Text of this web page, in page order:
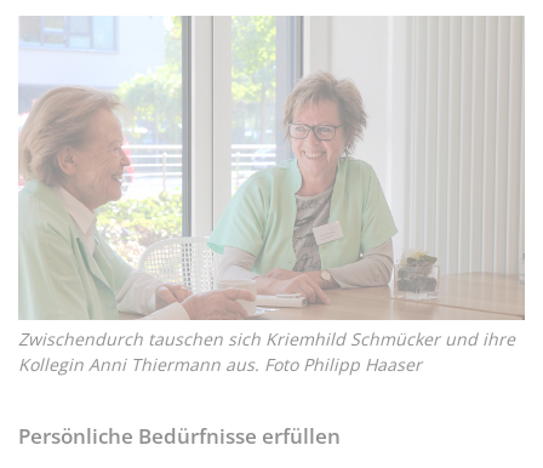
Zwischendurch tauschen sich Kriemhild Schmücker und ihre
Kollegin Anni Thiermann aus. Foto Philipp Haaser
Persönliche Bedürfnisse erfüllen